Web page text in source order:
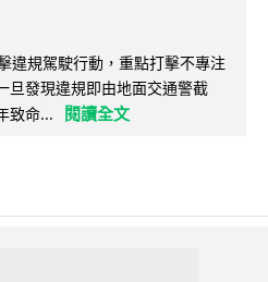
違規駕駛行動，重點打擊不專注
旦發現違規即由地面交通警截
致命...
閱讀全文